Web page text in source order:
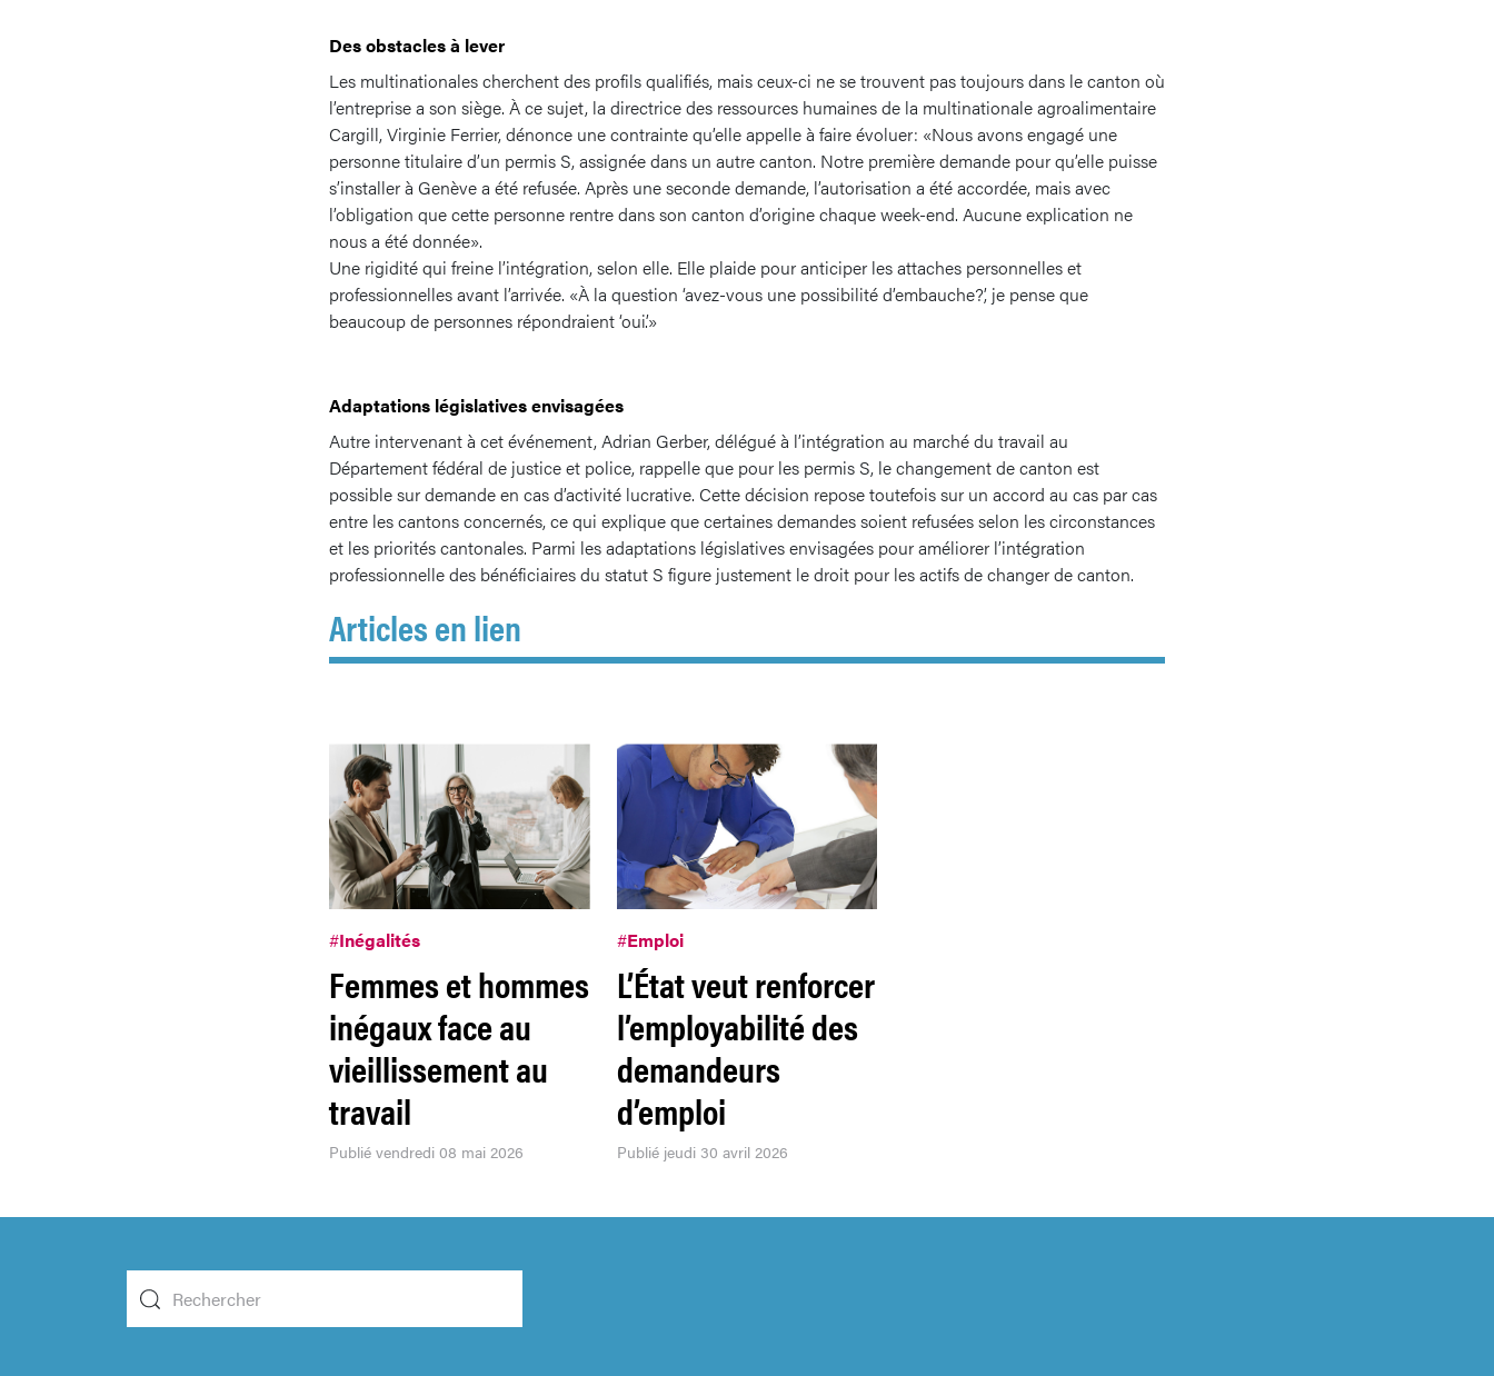
Des obstacles à lever
Les multinationales cherchent des profils qualifiés, mais ceux-ci ne se trouvent pas toujours dans le canton où
l’entreprise a son siège. À ce sujet, la directrice des ressources humaines de la multinationale agroalimentaire
Cargill, Virginie Ferrier, dénonce une contrainte qu’elle appelle à faire évoluer: «Nous avons engagé une
personne titulaire d’un permis S, assignée dans un autre canton. Notre première demande pour qu’elle puisse
s’installer à Genève a été refusée. Après une seconde demande, l’autorisation a été accordée, mais avec
l’obligation que cette personne rentre dans son canton d’origine chaque week-end. Aucune explication ne
nous a été donnée».
Une rigidité qui freine l’intégration, selon elle. Elle plaide pour anticiper les attaches personnelles et
professionnelles avant l’arrivée. «À la question ‘avez-vous une possibilité d’embauche?’, je pense que
beaucoup de personnes répondraient ‘oui’.»
Adaptations législatives envisagées
Autre intervenant à cet événement, Adrian Gerber, délégué à l’intégration au marché du travail au
Département fédéral de justice et police, rappelle que pour les permis S, le changement de canton est
possible sur demande en cas d’activité lucrative. Cette décision repose toutefois sur un accord au cas par cas
entre les cantons concernés, ce qui explique que certaines demandes soient refusées selon les circonstances
et les priorités cantonales. Parmi les adaptations législatives envisagées pour améliorer l’intégration
professionnelle des bénéficiaires du statut S figure justement le droit pour les actifs de changer de canton.
Articles en lien
#Inégalités
Femmes et hommes
inégaux face au
vieillissement au
travail
Publié vendredi 08 mai 2026
#Emploi
L’État veut renforcer
l’employabilité des
demandeurs
d’emploi
Publié jeudi 30 avril 2026